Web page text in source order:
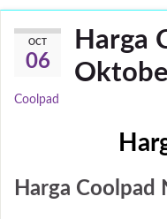
OCT
06
Harga
Coolpad
Harga Coolpad